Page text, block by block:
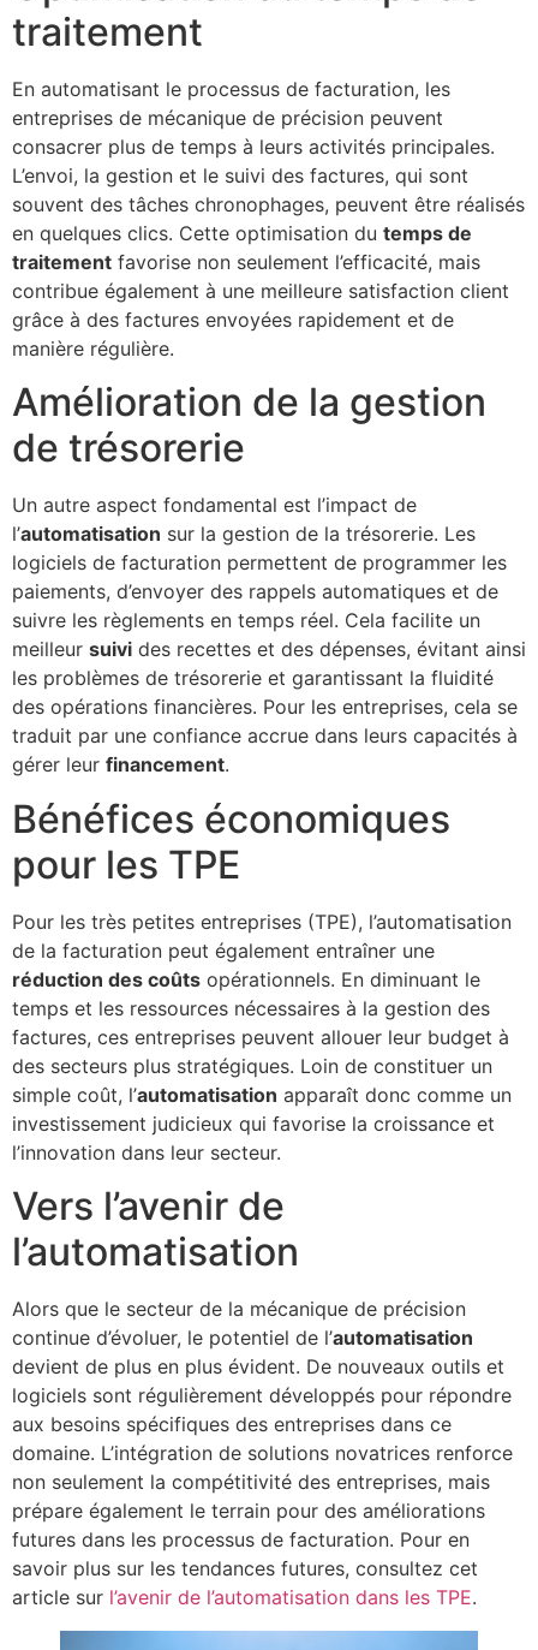
traitement
En automatisant le processus de facturation, les
entreprises de mécanique de précision peuvent
consacrer plus de temps à leurs activités principales.
L’envoi, la gestion et le suivi des factures, qui sont
souvent des tâches chronophages, peuvent être réalisés
en quelques clics. Cette optimisation du temps de
traitement favorise non seulement l’efficacité, mais
contribue également à une meilleure satisfaction client
grâce à des factures envoyées rapidement et de
manière régulière.
Amélioration de la gestion
de trésorerie
Un autre aspect fondamental est l’impact de
l’automatisation sur la gestion de la trésorerie. Les
logiciels de facturation permettent de programmer les
paiements, d’envoyer des rappels automatiques et de
suivre les règlements en temps réel. Cela facilite un
meilleur suivi des recettes et des dépenses, évitant ainsi
les problèmes de trésorerie et garantissant la fluidité
des opérations financières. Pour les entreprises, cela se
traduit par une confiance accrue dans leurs capacités à
gérer leur financement.
Bénéfices économiques
pour les TPE
Pour les très petites entreprises (TPE), l’automatisation
de la facturation peut également entraîner une
réduction des coûts opérationnels. En diminuant le
temps et les ressources nécessaires à la gestion des
factures, ces entreprises peuvent allouer leur budget à
des secteurs plus stratégiques. Loin de constituer un
simple coût, l’automatisation apparaît donc comme un
investissement judicieux qui favorise la croissance et
l’innovation dans leur secteur.
Vers l’avenir de
l’automatisation
Alors que le secteur de la mécanique de précision
continue d’évoluer, le potentiel de l’automatisation
devient de plus en plus évident. De nouveaux outils et
logiciels sont régulièrement développés pour répondre
aux besoins spécifiques des entreprises dans ce
domaine. L’intégration de solutions novatrices renforce
non seulement la compétitivité des entreprises, mais
prépare également le terrain pour des améliorations
futures dans les processus de facturation. Pour en
savoir plus sur les tendances futures, consultez cet
article sur l’avenir de l’automatisation dans les TPE.